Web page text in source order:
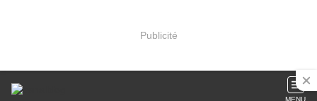
Publicité
MENU